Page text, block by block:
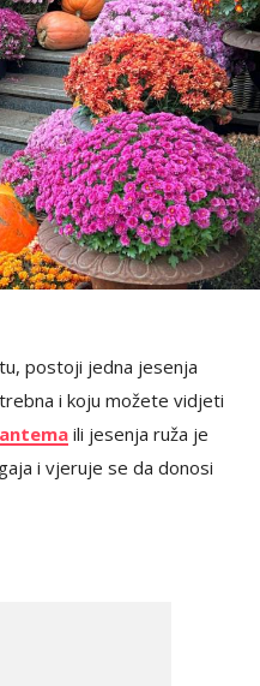
postoji jedna jesenja
i koju možete vidjeti
ili jesenja ruža je
i vjeruje se da donosi